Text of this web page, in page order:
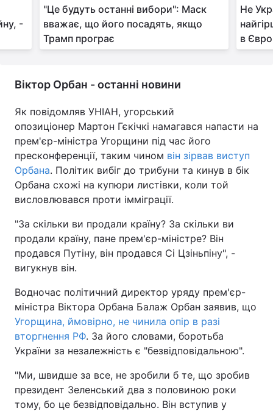
-
"Це будуть останні вибори": Маск
вважає, що його посадять, якщо
Трамп програє
Не
в
Віктор Орбан - останні новини
Як повідомляв УНІАН, угорський
опозиціонер Мартон Гєкічкі намагався напасти на
прем'єр-міністра Угорщини під час його
пресконференції, таким чином він зірвав виступ
Орбана. Політик вибіг до трибуни та кинув в бік
Орбана схожі на купюри листівки, коли той
висловлювався проти імміграції.
"За скільки ви продали країну? За скільки ви
продали країну, пане прем'єр-міністре? Він
продався Путіну, він продався Сі Цзіньпіну", -
вигукнув він.
Водночас політичний директор уряду прем'єр-
міністра Віктора Орбана Балаж Орбан заявив, що
Угорщина, ймовірно, не чинила опір в разі
вторгнення РФ. За його словами, боротьба
України за незалежність є "безвідповідальною".
"Ми, швидше за все, не зробили б те, що зробив
президент Зеленський два з половиною роки
тому, бо це безвідповідально. Він вступив у